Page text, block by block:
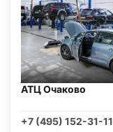
АТЦ Очаково
+7 (495) 152-31-11